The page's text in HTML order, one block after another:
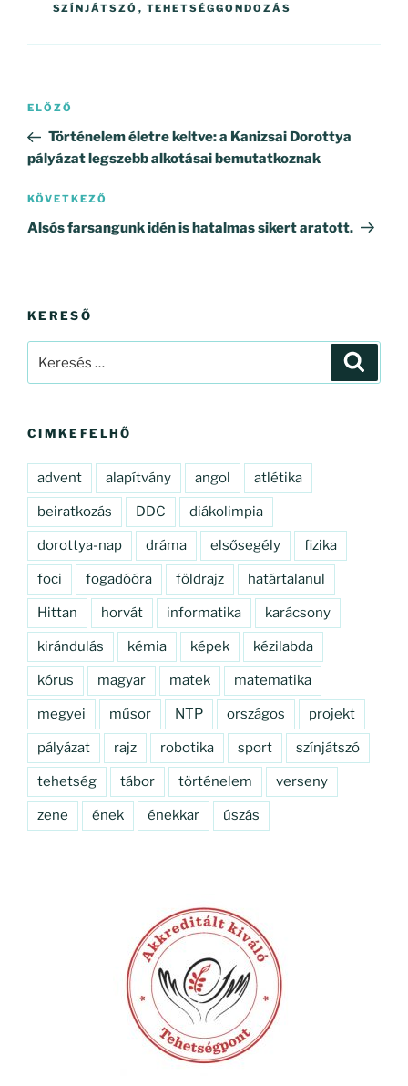
SZÍNJÁTSZÓ , TEHETSÉGGONDOZÁS
Bejegyzés
Korábbi
bejegyzés
ELŐZŐ
Történelem életre keltve: a Kanizsai Dorottya
pályázat legszebb alkotásai bemutatkoznak
Következő
bejegyzés
KÖVETKEZŐ
Alsós farsangunk idén is hatalmas sikert aratott.
KERESŐ
CIMKEFELHŐ
advent alapítvány angol atlétika
beiratkozás DDC diákolimpia
dorottya-nap dráma elsősegély fizika
foci fogadóóra földrajz határtalanul
Hittan horvát informatika karácsony
kirándulás kémia képek kézilabda
kórus magyar matek matematika
megyei műsor NTP országos projekt
pályázat rajz robotika sport színjátszó
tehetség tábor történelem verseny
zene ének énekkar úszás